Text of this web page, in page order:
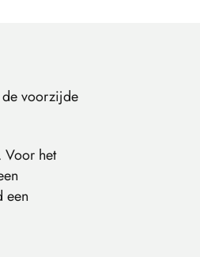
de voorzijde
Voor het
een